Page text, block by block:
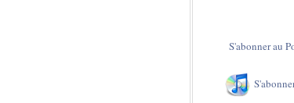
S'abonner au